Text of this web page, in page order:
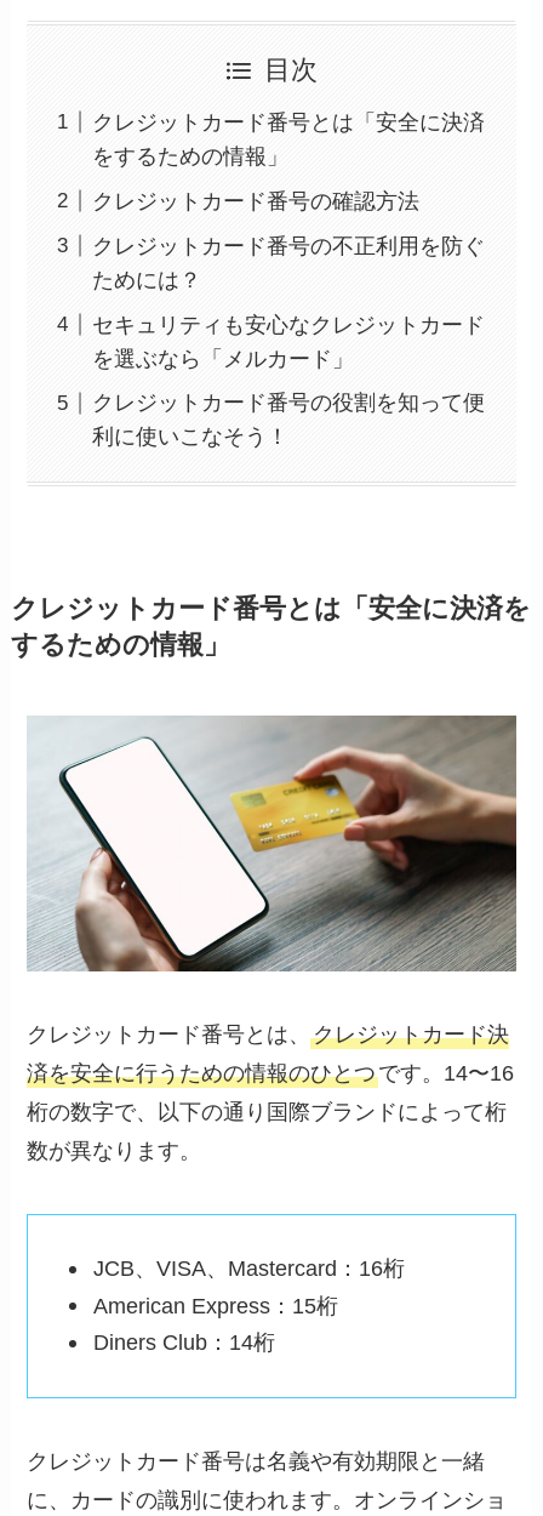
目次
クレジットカード番号とは「安全に決済
をするための情報」
クレジットカード番号の確認方法
クレジットカード番号の不正利用を防ぐ
ためには？
セキュリティも安心なクレジットカード
を選ぶなら「メルカード」
クレジットカード番号の役割を知って便
利に使いこなそう！
クレジットカード番号とは「安全に決済を
するための情報」
クレジットカード番号とは、クレジットカード決
済を安全に行うための情報のひとつです。14〜16
桁の数字で、以下の通り国際ブランドによって桁
数が異なります。
JCB、VISA、Mastercard：16桁
American Express：15桁
Diners Club：14桁
クレジットカード番号は名義や有効期限と一緒
に、カードの識別に使われます。オンラインショ